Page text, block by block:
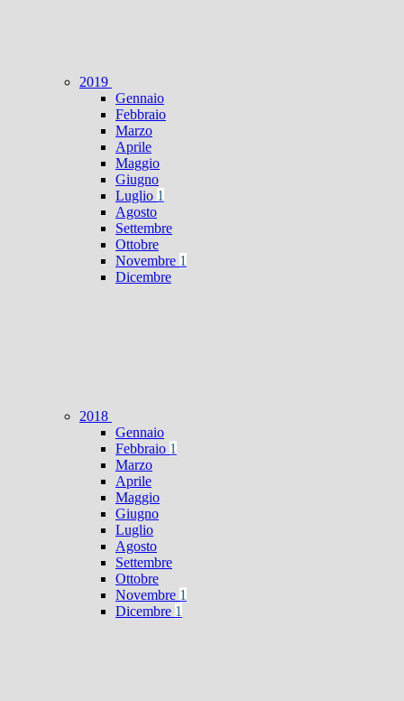
2019
Gennaio
Febbraio
Marzo
Aprile
Maggio
Giugno
Luglio 1
Agosto
Settembre
Ottobre
Novembre 1
Dicembre
2018
Gennaio
Febbraio 1
Marzo
Aprile
Maggio
Giugno
Luglio
Agosto
Settembre
Ottobre
Novembre 1
Dicembre 1